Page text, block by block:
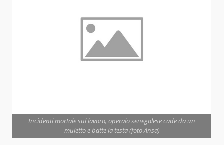
Incidenti mortale sul lavoro, operaio senegalese cade da un
muletto e batte la testa (foto Ansa)